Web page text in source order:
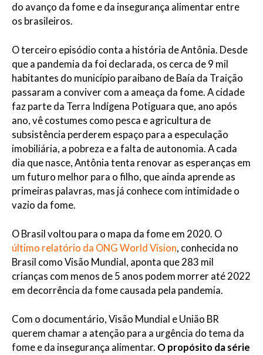
do avanço da fome e da insegurança alimentar entre
os brasileiros.
O terceiro episódio conta a história de Antônia. Desde
que a pandemia da foi declarada, os cerca de 9 mil
habitantes do município paraibano de Baía da Traição
passaram a conviver com a ameaça da fome. A cidade
faz parte da Terra Indígena Potiguara que, ano após
ano, vê costumes como pesca e agricultura de
subsistência perderem espaço para a especulação
imobiliária, a pobreza e a falta de autonomia. A cada
dia que nasce, Antônia tenta renovar as esperanças em
um futuro melhor para o filho, que ainda aprende as
primeiras palavras, mas já conhece com intimidade o
vazio da fome.
O Brasil voltou para o mapa da fome em 2020. O
último relatório da ONG World Vision, conhecida no
Brasil como Visão Mundial, aponta que 283 mil
crianças com menos de 5 anos podem morrer até 2022
em decorrência da fome causada pela pandemia.
Com o documentário, Visão Mundial e União BR
querem chamar a atenção para a urgência do tema da
fome e da insegurança alimentar. O propósito da série